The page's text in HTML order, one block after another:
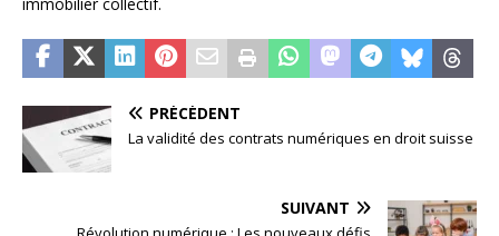
PRÉCÉDENT
La validité des contrats numériques en droit suisse
SUIVANT